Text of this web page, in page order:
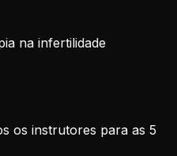
na infertilidade
os instrutores para as 5